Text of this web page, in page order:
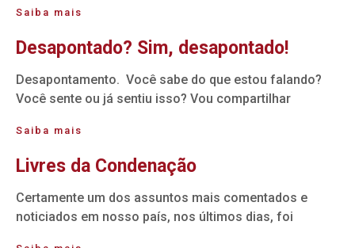
Saiba mais
Desapontado? Sim, desapontado!
Desapontamento. Você sabe do que estou falando?
Você sente ou já sentiu isso? Vou compartilhar
Saiba mais
Livres da Condenação
Certamente um dos assuntos mais comentados e
noticiados em nosso país, nos últimos dias, foi